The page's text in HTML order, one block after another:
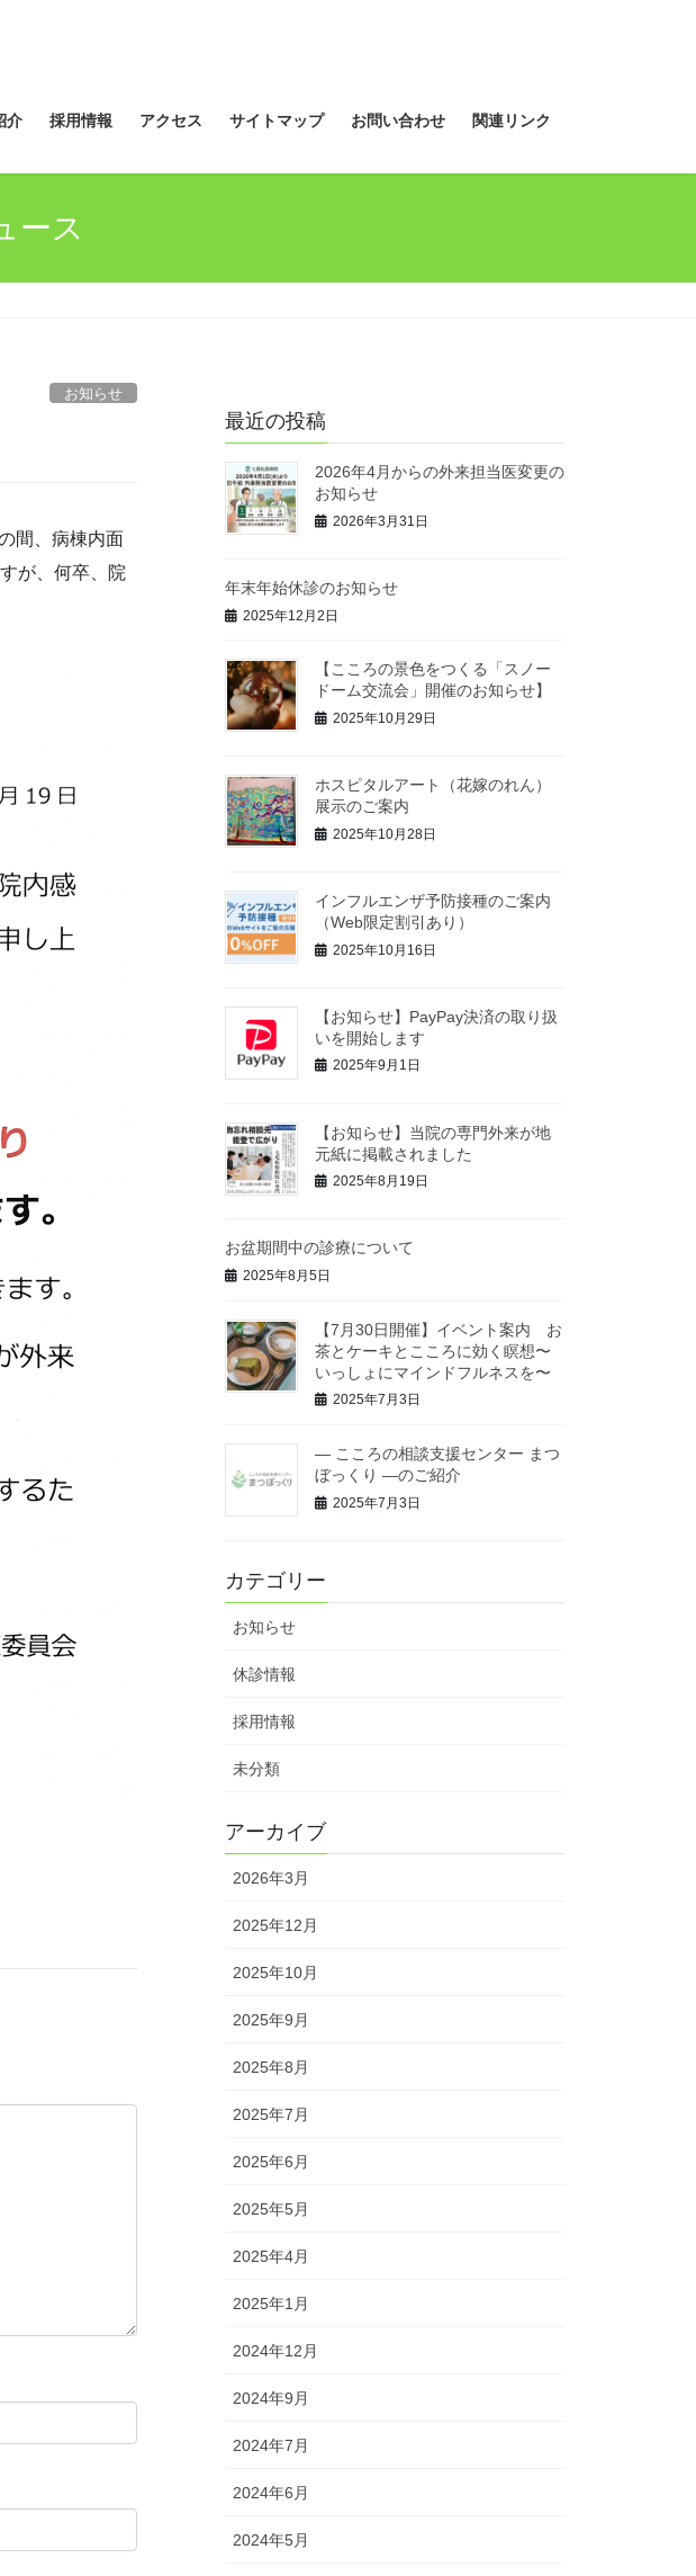
介 採用情報 アクセス サイトマップ お問い合わせ 関連リンク
ース
お知らせ
間、病棟内面
が、何卒、院
最近の投稿
2026年4月からの外来担当医変更の
お知らせ
2026年3月31日
年末年始休診のお知らせ
2025年12月2日
【こころの景色をつくる「スノー
ドーム交流会」開催のお知らせ】
2025年10月29日
ホスピタルアート（花嫁のれん）
展示のご案内
2025年10月28日
インフルエンザ予防接種のご案内
（Web限定割引あり）
2025年10月16日
【お知らせ】PayPay決済の取り扱
いを開始します
2025年9月1日
【お知らせ】当院の専門外来が地
元紙に掲載されました
2025年8月19日
お盆期間中の診療について
2025年8月5日
【7月30日開催】イベント案内 お
茶とケーキとこころに効く瞑想〜
いっしょにマインドフルネスを〜
2025年7月3日
― こころの相談支援センター まつ
ぼっくり ―のご紹介
2025年7月3日
カテゴリー
お知らせ
休診情報
採用情報
未分類
アーカイブ
2026年3月
2025年12月
2025年10月
2025年9月
2025年8月
2025年7月
2025年6月
2025年5月
2025年4月
2025年1月
2024年12月
2024年9月
2024年7月
2024年6月
2024年5月